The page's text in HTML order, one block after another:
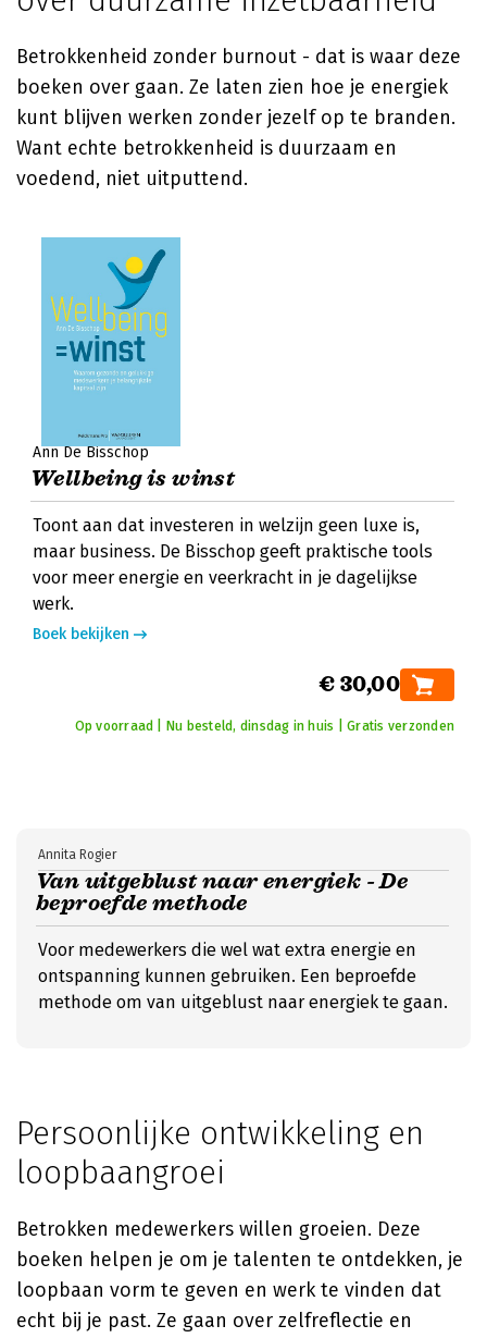
Betrokkenheid zonder burnout - dat is waar deze
boeken over gaan. Ze laten zien hoe je energiek
kunt blijven werken zonder jezelf op te branden.
Want echte betrokkenheid is duurzaam en
voedend, niet uitputtend.
Ann De Bisschop
Wellbeing is winst
Toont aan dat investeren in welzijn geen luxe is,
maar business. De Bisschop geeft praktische tools
voor meer energie en veerkracht in je dagelijkse
werk.
Boek bekijken
€ 30,00
Op voorraad | Nu besteld, dinsdag in huis | Gratis verzonden
Van uitgeblust naar energiek - De
beproefde methode
Annita Rogier
Voor medewerkers die wel wat extra energie en
ontspanning kunnen gebruiken. Een beproefde
methode om van uitgeblust naar energiek te gaan.
Persoonlijke ontwikkeling en
loopbaangroei
Betrokken medewerkers willen groeien. Deze
boeken helpen je om je talenten te ontdekken, je
loopbaan vorm te geven en werk te vinden dat
echt bij je past. Ze gaan over zelfreflectie en